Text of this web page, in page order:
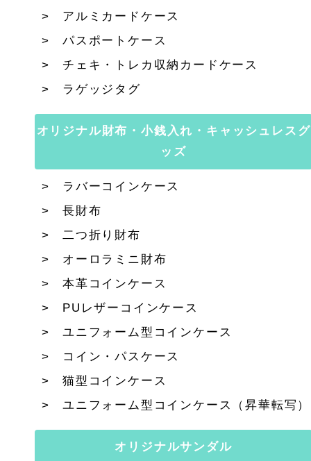
アルミカードケース
パスポートケース
チェキ・トレカ収納カードケース
ラゲッジタグ
オリジナル財布・小銭入れ・キャッシュレスグ
ッズ
ラバーコインケース
長財布
二つ折り財布
オーロラミニ財布
本革コインケース
PUレザーコインケース
ユニフォーム型コインケース
コイン・パスケース
猫型コインケース
ユニフォーム型コインケース（昇華転写）
オリジナルサンダル